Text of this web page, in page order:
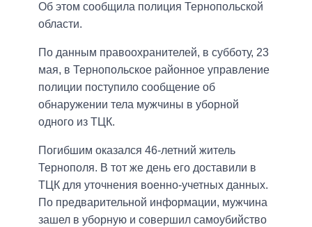
Об этом сообщила полиция Тернопольской
области.
По данным правоохранителей, в субботу, 23
мая, в Тернопольское районное управление
полиции поступило сообщение об
обнаружении тела мужчины в уборной
одного из ТЦК.
Погибшим оказался 46-летний житель
Тернополя. В тот же день его доставили в
ТЦК для уточнения военно-учетных данных.
По предварительной информации, мужчина
зашел в уборную и совершил самоубийство